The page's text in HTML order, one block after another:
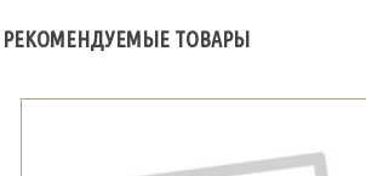
РЕКОМЕНДУЕМЫЕ ТОВАРЫ